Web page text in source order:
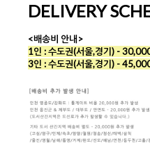
DELIVERY
<배송비 안내>
1인 : 수도권(서울,경기) -
3인 : 수도권(서울,경기) -